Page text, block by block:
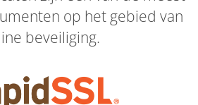
op het gebied van
beveiliging.